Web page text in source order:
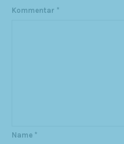
Kommentar *
Name *